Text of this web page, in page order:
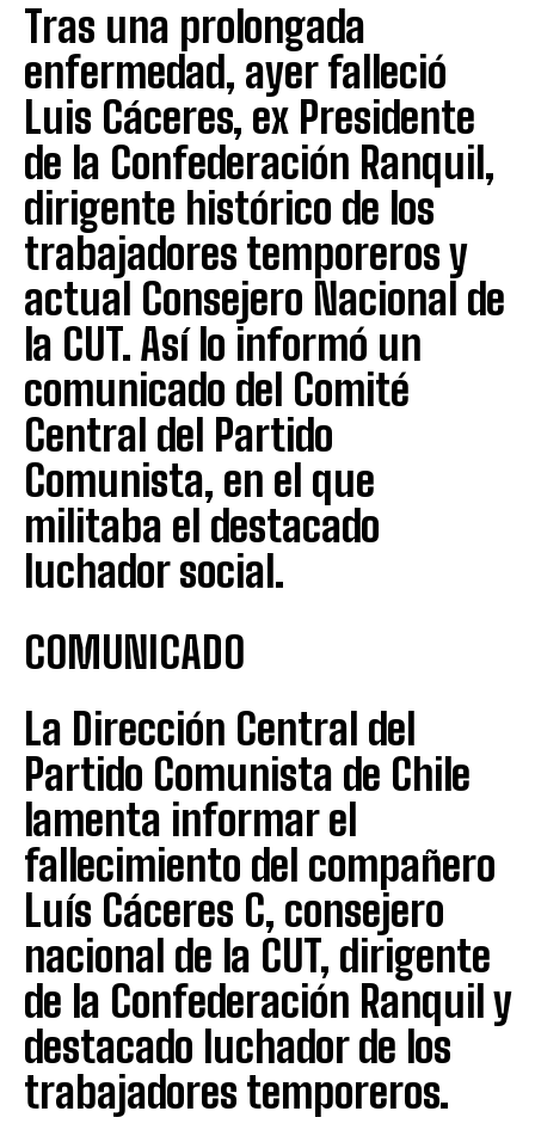
Tras una prolongada
enfermedad, ayer falleció
Luis Cáceres, ex Presidente
de la Confederación Ranquil,
dirigente histórico de los
trabajadores temporeros y
actual Consejero Nacional de
la CUT. Así lo informó un
comunicado del Comité
Central del Partido
Comunista, en el que
militaba el destacado
luchador social.
COMUNICADO
La Dirección Central del
Partido Comunista de Chile
lamenta informar el
fallecimiento del compañero
Luís Cáceres C, consejero
nacional de la CUT, dirigente
de la Confederación Ranquil y
destacado luchador de los
trabajadores temporeros.